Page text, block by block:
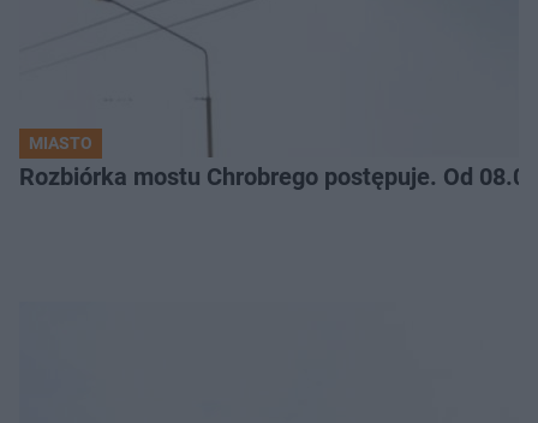
MIASTO
Rozbiórka mostu Chrobrego postępuje. Od